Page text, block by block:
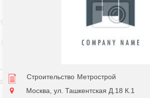
Строительство Метрострой
Москва, ул. Ташкентская Д.18 К.1